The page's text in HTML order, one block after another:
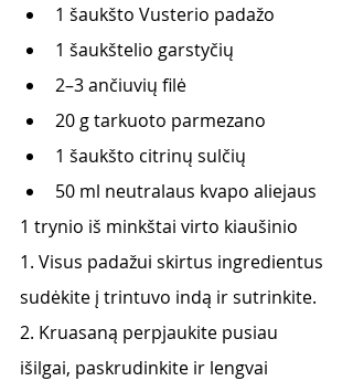
1 šaukšto Vusterio padažo
1 šaukštelio garstyčių
2–3 ančiuvių filė
20 g tarkuoto parmezano
1 šaukšto citrinų sulčių
50 ml neutralaus kvapo aliejaus
1 trynio iš minkštai virto kiaušinio
1. Visus padažui skirtus ingredientus
sudėkite į trintuvo indą ir sutrinkite.
2. Kruasaną perpjaukite pusiau
išilgai, paskrudinkite ir lengvai